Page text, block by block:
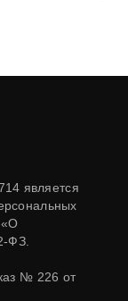
является
«О
ФЗ.
№ 226 от